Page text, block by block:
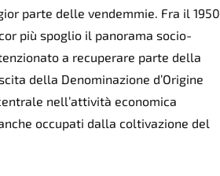
parte delle vendemmie. Fra il 1950
più spoglio il panorama socio-
a recuperare parte della
della Denominazione d’Origine
nell’attività economica
occupati dalla coltivazione del